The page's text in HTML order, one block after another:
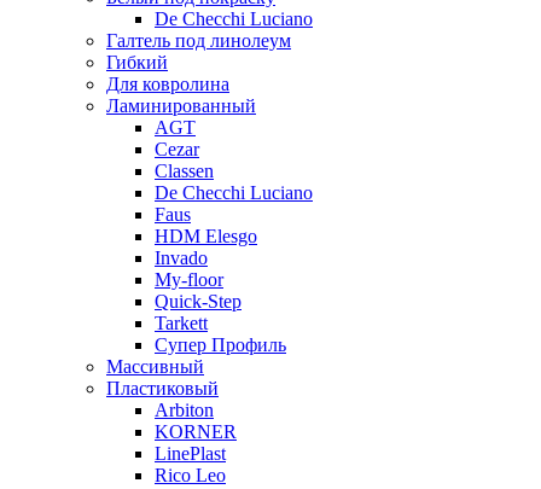
De Checchi Luciano
Галтель под линолеум
Гибкий
Для ковролина
Ламинированный
AGT
Cezar
Classen
De Checchi Luciano
Faus
HDM Elesgo
Invado
My-floor
Quick-Step
Tarkett
Супер Профиль
Массивный
Пластиковый
Arbiton
KORNER
LinePlast
Rico Leo